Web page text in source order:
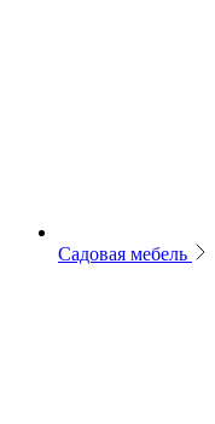
Садовая мебель